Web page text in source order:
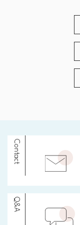
Contact
Q&A